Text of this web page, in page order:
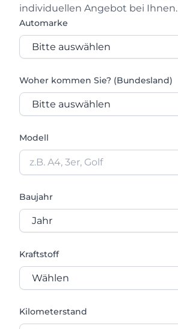
individuellen Angebot bei Ihnen.
Automarke
Woher kommen Sie? (Bundesland)
Modell
Baujahr
Kraftstoff
Kilometerstand